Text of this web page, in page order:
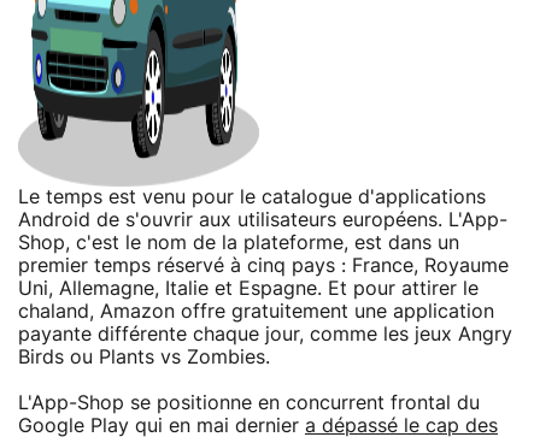
Le temps est venu pour le catalogue d'applications
Android de s'ouvrir aux utilisateurs européens. L'App-
Shop, c'est le nom de la plateforme, est dans un
premier temps réservé à cinq pays : France, Royaume
Uni, Allemagne, Italie et Espagne. Et pour attirer le
chaland, Amazon offre gratuitement une application
payante différente chaque jour, comme les jeux Angry
Birds ou Plants vs Zombies.
L'App-Shop se positionne en concurrent frontal du
Google Play qui en mai dernier a dépassé le cap des